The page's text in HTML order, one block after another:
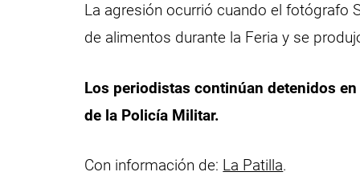
La agresión ocurrió cuando el fotógrafo
de alimentos durante la Feria y se
Los periodistas continúan detenidos
de la Policía Militar.
Con información de: La Patilla.